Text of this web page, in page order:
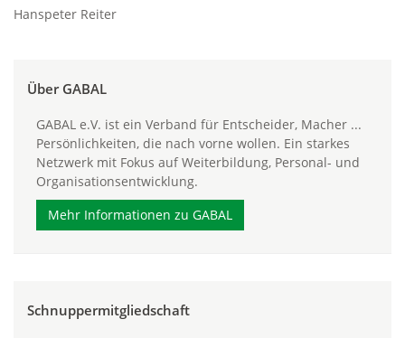
Hanspeter Reiter
Über GABAL
GABAL e.V. ist ein Verband für Entscheider, Macher ...
Persönlichkeiten, die nach vorne wollen. Ein starkes
Netzwerk mit Fokus auf Weiterbildung, Personal- und
Organisationsentwicklung.
Mehr Informationen zu GABAL
Schnuppermitgliedschaft